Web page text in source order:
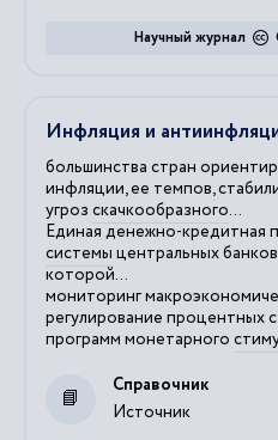
Научный журнал
Инфляция и
большинства стран
инфляции, ее темпов,
угроз скачкообразного...
Единая денежно-кредитная
системы центральных
которой...
мониторинг
регулирование процентных
программ монетарного
Источник
Справочник